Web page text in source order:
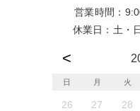
営業時間：
休業日：土・
日 月 火
26 27 28